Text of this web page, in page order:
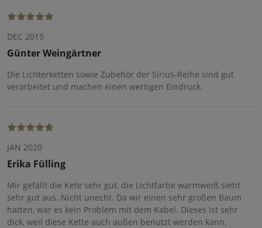
DEC 2019
Günter Weingärtner
Die Lichterketten sowie Zubehör der Sirius-Reihe sind gut
verarbeitet und machen einen wertigen Eindruck.
JAN 2020
Erika Fülling
Mir gefällt die Kete sehr gut, die Lichtfarbe warmweiß sieht
sehr gut aus. Nicht unecht. Da wir einen sehr großen Baum
hatten, war es kein Problem mit dem Kabel. Dieses ist sehr
dick, weil diese Kette auch außen benutzt werden kann.